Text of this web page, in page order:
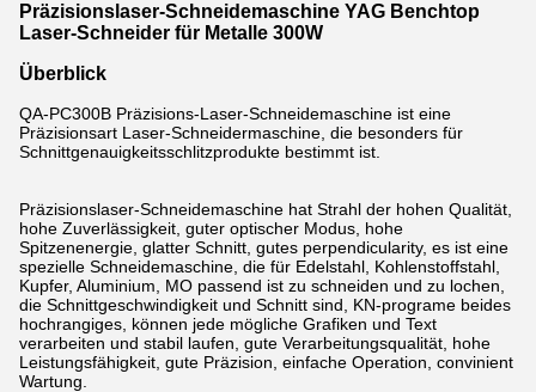
Präzisionslaser-Schneidemaschine YAG Benchtop
Laser-Schneider für Metalle 300W
Überblick
QA-PC300B Präzisions-Laser-Schneidemaschine ist eine
Präzisionsart Laser-Schneidermaschine, die besonders für
Schnittgenauigkeitsschlitzprodukte bestimmt ist.
Präzisionslaser-Schneidemaschine hat Strahl der hohen Qualität,
hohe Zuverlässigkeit, guter optischer Modus, hohe
Spitzenenergie, glatter Schnitt, gutes perpendicularity, es ist eine
spezielle Schneidemaschine, die für Edelstahl, Kohlenstoffstahl,
Kupfer, Aluminium, MO passend ist zu schneiden und zu lochen,
die Schnittgeschwindigkeit und Schnitt sind, KN-programe beides
hochrangiges, können jede mögliche Grafiken und Text
verarbeiten und stabil laufen, gute Verarbeitungsqualität, hohe
Leistungsfähigkeit, gute Präzision, einfache Operation, convinient
Wartung.